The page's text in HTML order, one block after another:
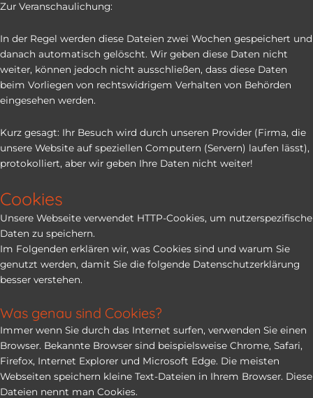
Zur Veranschaulichung:
In der Regel werden diese Dateien zwei Wochen gespeichert und
danach automatisch gelöscht. Wir geben diese Daten nicht
weiter, können jedoch nicht ausschließen, dass diese Daten
beim Vorliegen von rechtswidrigem Verhalten von Behörden
eingesehen werden.
Kurz gesagt: Ihr Besuch wird durch unseren Provider (Firma, die
unsere Website auf speziellen Computern (Servern) laufen lässt),
protokolliert, aber wir geben Ihre Daten nicht weiter!
Cookies
Unsere Webseite verwendet HTTP-Cookies, um nutzerspezifische
Daten zu speichern.
Im Folgenden erklären wir, was Cookies sind und warum Sie
genutzt werden, damit Sie die folgende Datenschutzerklärung
besser verstehen.
Was genau sind Cookies?
Immer wenn Sie durch das Internet surfen, verwenden Sie einen
Browser. Bekannte Browser sind beispielsweise Chrome, Safari,
Firefox, Internet Explorer und Microsoft Edge. Die meisten
Webseiten speichern kleine Text-Dateien in Ihrem Browser. Diese
Dateien nennt man Cookies.